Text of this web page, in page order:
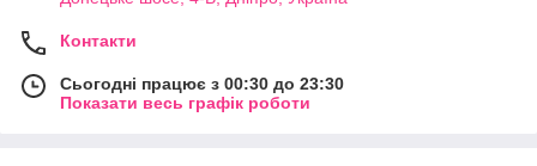
Контакти
Сьогодні працює з 00:30 до 23:30
Показати весь графік роботи